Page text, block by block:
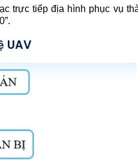
trực tiếp địa hình phục vụ
UAV